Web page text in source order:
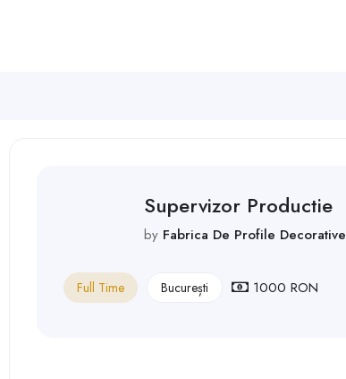
Supervizor Productie
by Fabrica De Profile Decorative
Full Time București 1000 RON